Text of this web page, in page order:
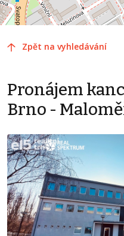
Zpět na vyhledávání
Pronájem
Brno -